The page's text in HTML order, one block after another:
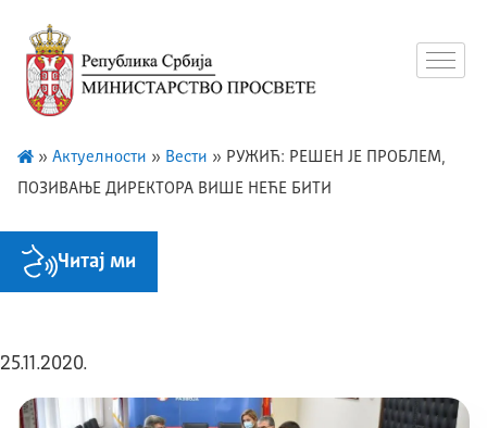
» Актуелности » Вести » РУЖИЋ: РЕШЕН ЈЕ ПРОБЛЕМ,
ПОЗИВАЊЕ ДИРЕКТОРА ВИШЕ НЕЋЕ БИТИ
Читај ми
25.11.2020.